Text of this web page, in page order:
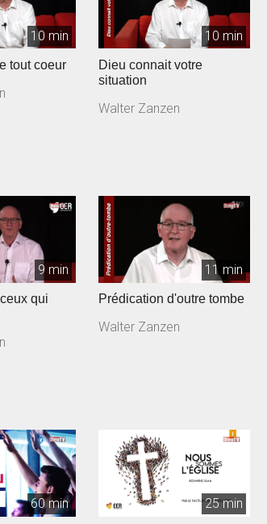
10 min
tout coeur
10 min
Dieu connait votre
situation
Walter Zanzen
9 min
qui
11 min
Prédication d'outre tombe
Walter Zanzen
60 min 25 min